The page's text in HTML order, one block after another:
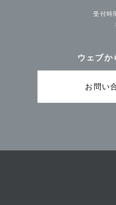
受付
ウェブか
お問い